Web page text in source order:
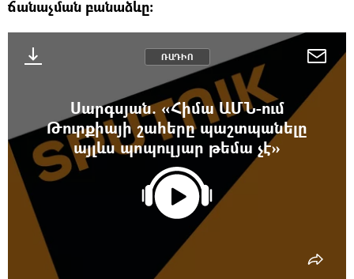
ճանաչման բանաձևը։
ՌԱԴԻՈ
Սարգսյան. «Հիմա ԱՄՆ-ում
Թուրքիայի շահերը պաշտպանելը
այլևս պոպուլյար թեմա չէ»